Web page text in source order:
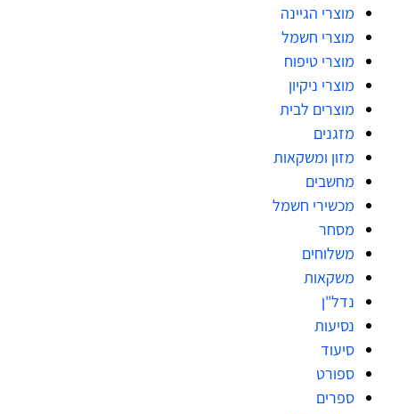
מוצרי הגיינה
מוצרי חשמל
מוצרי טיפוח
מוצרי ניקיון
מוצרים לבית
מזגנים
מזון ומשקאות
מחשבים
מכשירי חשמל
מסחר
משלוחים
משקאות
נדל"ן
נסיעות
סיעוד
ספורט
ספרים